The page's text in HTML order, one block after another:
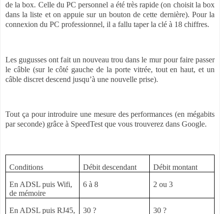
de la box. Celle du PC personnel a été très rapide (on choisit la box
dans la liste et on appuie sur un bouton de cette dernière). Pour la
connexion du PC professionnel, il a fallu taper la clé à 18 chiffres.
Les gugusses ont fait un nouveau trou dans le mur pour faire passer
le câble (sur le côté gauche de la porte vitrée, tout en haut, et un
câble discret descend jusqu’à une nouvelle prise).
Tout ça pour introduire une mesure des performances (en mégabits
par seconde) grâce à SpeedTest que vous trouverez dans Google.
Conditions Débit descendant Débit montant
En ADSL puis Wifi,
de mémoire
6 à 8 2 ou 3
En ADSL puis RJ45,
30 ? 30 ?